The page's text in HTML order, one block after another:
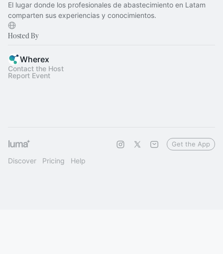
El lugar donde los profesionales de abastecimiento en Latam
comparten sus experiencias y conocimientos.
Hosted By
Wherex
Contact the Host
Report Event
Discover Pricing Help
Get the App